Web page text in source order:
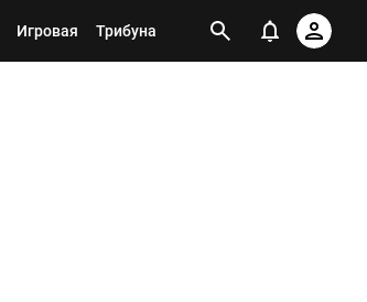
Игровая Трибуна